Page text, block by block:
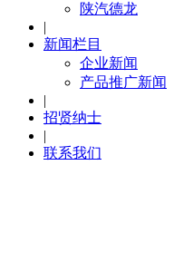
陕汽德龙
|
新闻栏目
企业新闻
产品推广新闻
|
招贤纳士
|
联系我们